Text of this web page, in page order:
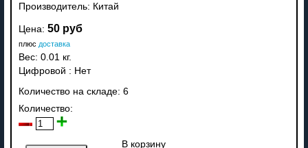
Производитель: Китай
Цена: 50 руб
плюс доставка
Вес: 0.01 кг.
Цифровой : Нет
Количество на складе: 6
Количество:
В корзину